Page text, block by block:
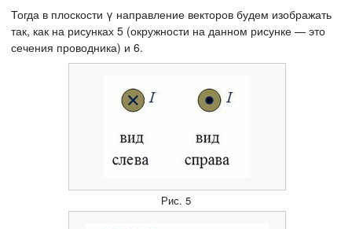
Тогда в плоскости γ направление векторов будем изображать
так, как на рисунках 5 (окружности на данном рисунке — это
сечения проводника) и 6.
Рис. 5